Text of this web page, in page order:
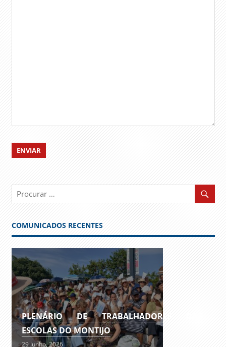
COMUNICADOS RECENTES
PLENÁRIO DE TRABALHADORES DAS
ESCOLAS DO MONTIJO
29 Junho, 2026